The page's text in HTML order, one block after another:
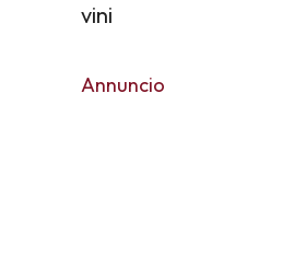
vini
Annuncio